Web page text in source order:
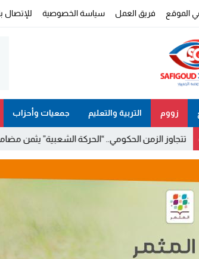
الموقع فريق العمل سياسة الخصوصية للإتصال
زووم التربية والتعليم جمعيات وأحزاب
“الحركة الشعبية” يثمن مضامين خطاب العرش